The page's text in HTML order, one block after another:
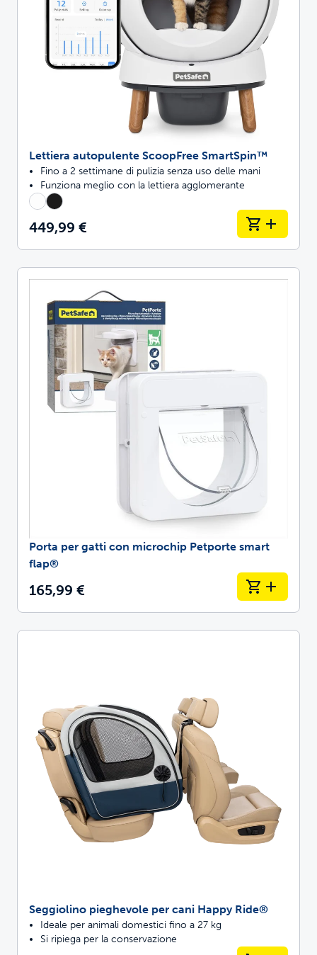
Lettiera autopulente ScoopFree SmartSpin™
Fino a 2 settimane di pulizia senza uso delle mani
Funziona meglio con la lettiera agglomerante
449,99 €
Porta per gatti con microchip Petporte smart
flap®
165,99 €
Seggiolino pieghevole per cani Happy Ride®
Ideale per animali domestici fino a 27 kg
Si ripiega per la conservazione